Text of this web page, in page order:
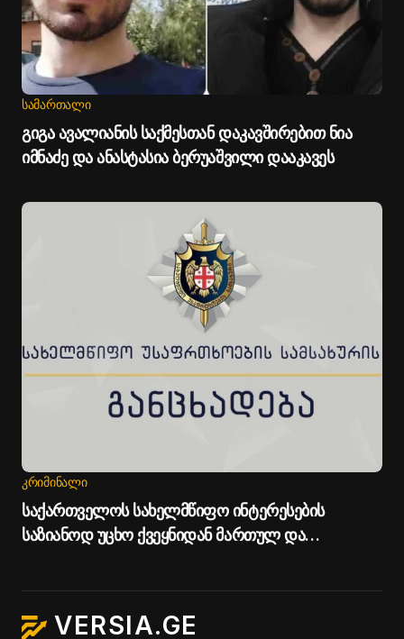
ᲡᲐᲛᲐᲠᲗᲐᲚᲘ
გიგა ავალიანის საქმესთან დაკავშირებით ნია
იმნაძე და ანასტასია ბერუაშვილი დააკავეს
ᲙᲠᲘᲛᲘᲜᲐᲚᲘ
საქართველოს სახელმწიფო ინტერესების
საზიანოდ უცხო ქვეყნიდან მართულ და
VERSIA.GE